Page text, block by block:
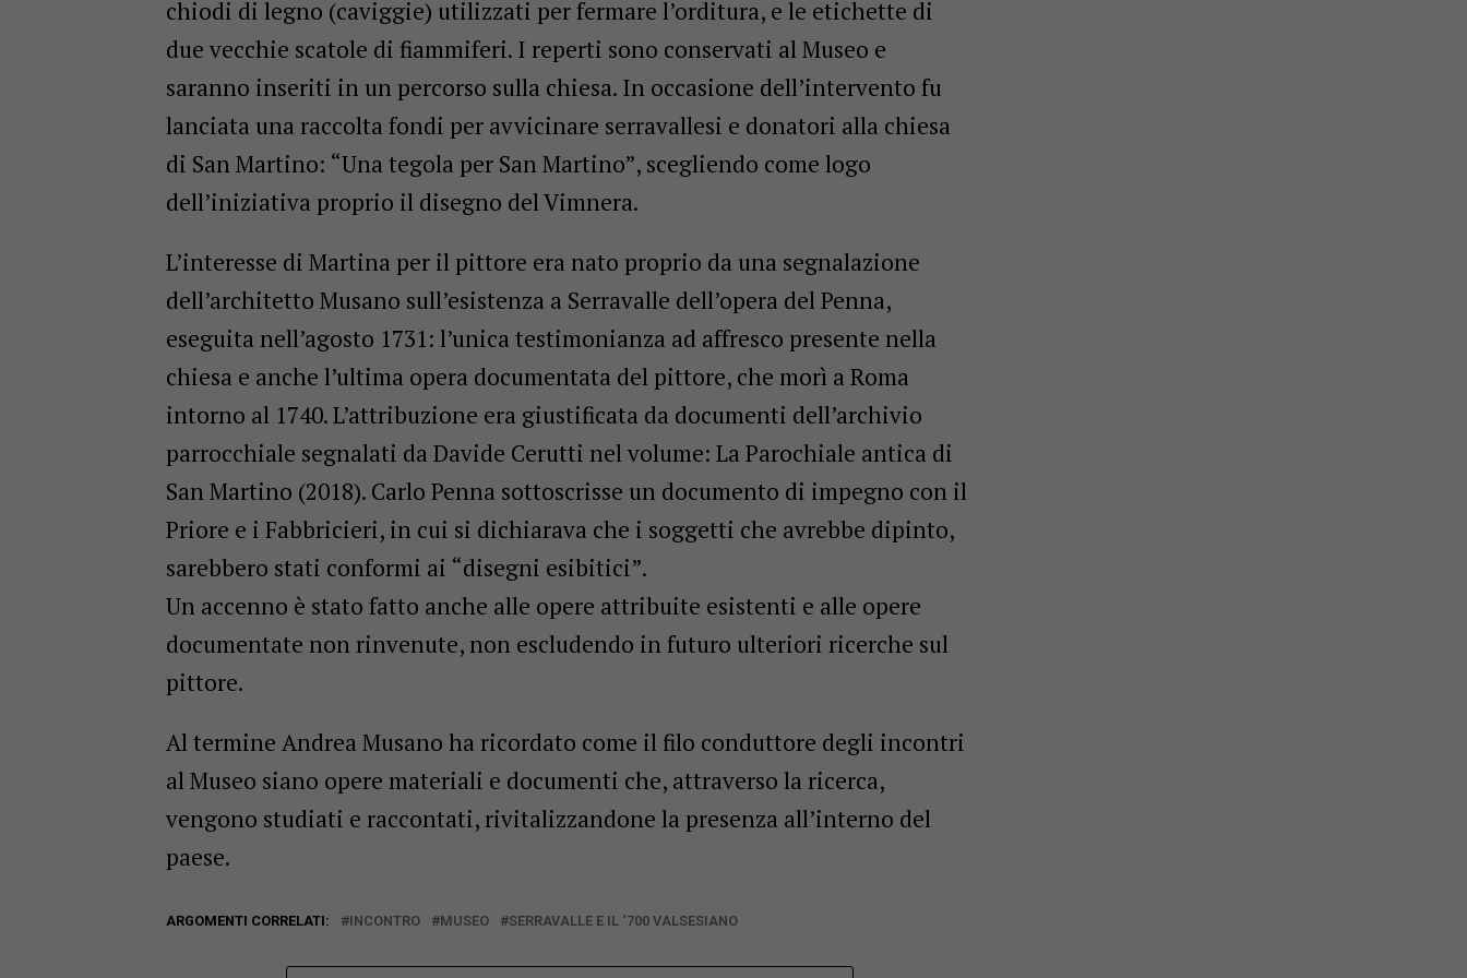
chiodi di legno (caviggie) utilizzati per fermare l’orditura, e le etichette di
due vecchie scatole di fiammiferi. I reperti sono conservati al Museo e
saranno inseriti in un percorso sulla chiesa. In occasione dell’intervento fu
lanciata una raccolta fondi per avvicinare serravallesi e donatori alla chiesa
di San Martino: “Una tegola per San Martino”, scegliendo come logo
dell’iniziativa proprio il disegno del Vimnera.
L’interesse di Martina per il pittore era nato proprio da una segnalazione
dell’architetto Musano sull’esistenza a Serravalle dell’opera del Penna,
eseguita nell’agosto 1731: l’unica testimonianza ad affresco presente nella
chiesa e anche l’ultima opera documentata del pittore, che morì a Roma
intorno al 1740. L’attribuzione era giustificata da documenti dell’archivio
parrocchiale segnalati da Davide Cerutti nel volume: La Parochiale antica di
San Martino (2018). Carlo Penna sottoscrisse un documento di impegno con il
Priore e i Fabbricieri, in cui si dichiarava che i soggetti che avrebbe dipinto,
sarebbero stati conformi ai “disegni esibitici”.
Un accenno è stato fatto anche alle opere attribuite esistenti e alle opere
documentate non rinvenute, non escludendo in futuro ulteriori ricerche sul
pittore.
Al termine Andrea Musano ha ricordato come il filo conduttore degli incontri
al Museo siano opere materiali e documenti che, attraverso la ricerca,
vengono studiati e raccontati, rivitalizzandone la presenza all’interno del
paese.
ARGOMENTI CORRELATI: INCONTRO MUSEO SERRAVALLE E IL ‘700 VALSESIANO